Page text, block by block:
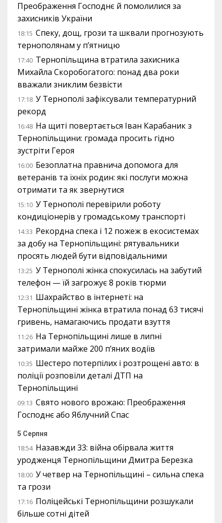
Преображення Господнє й помолилися за
захисників України
18:15 Спеку, дощ, грози та шквали прогнозують
тернополянам у п’ятницю
17:40 Тернопільщина втратила захисника
Михайла Скоробогатого: понад два роки
вважали зниклим безвісти
17:18 У Тернополі зафіксували температурний
рекорд
16:48 На щиті повертається Іван Карабаник з
Тернопільщини: громада просить гідно
зустріти Героя
16:00 Безоплатна правнича допомога для
ветеранів та їхніх родин: які послуги можна
отримати та як звернутися
15:10 У Тернополі перевірили роботу
кондиціонерів у громадському транспорті
14:33 Рекордна спека і 12 пожеж в екосистемах
за добу на Тернопільщині: рятувальники
просять людей бути відповідальними
13:25 У Тернополі жінка спокусилась на забутий
телефон — їй загрожує 8 років тюрми
12:31 Шахрайство в інтернеті: на
Тернопільщині жінка втратила понад 63 тисячі
гривень, намагаючись продати взуття
11:26 На Тернопільщині лише в липні
затримали майже 200 п’яних водіїв
10:35 Шестеро потерпілих і розтрощені авто: в
поліції розповіли деталі ДТП на
Тернопільщині
09:13 Свято нового врожаю: Преображення
Господнє або Яблучний Спас
5 Серпня
18:54 Назавжди 33: війна обірвала життя
уродженця Тернопільщини Дмитра Березка
18:00 У четвер на Тернопільщині – сильна спека
та грози
17:16 Поліцейські Тернопільщини розшукали
більше сотні дітей